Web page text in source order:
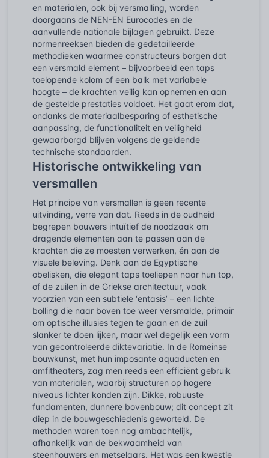
en materialen, ook bij versmalling, worden
doorgaans de NEN-EN Eurocodes en de
aanvullende nationale bijlagen gebruikt. Deze
normenreeksen bieden de gedetailleerde
methodieken waarmee constructeurs borgen dat
een versmald element – bijvoorbeeld een taps
toelopende kolom of een balk met variabele
hoogte – de krachten veilig kan opnemen en aan
de gestelde prestaties voldoet. Het gaat erom dat,
ondanks de materiaalbesparing of esthetische
aanpassing, de functionaliteit en veiligheid
gewaarborgd blijven volgens de geldende
technische standaarden.
Historische ontwikkeling van
versmallen
Het principe van versmallen is geen recente
uitvinding, verre van dat. Reeds in de oudheid
begrepen bouwers intuïtief de noodzaak om
dragende elementen aan te passen aan de
krachten die ze moesten verwerken, én aan de
visuele beleving. Denk aan de Egyptische
obelisken, die elegant taps toeliepen naar hun top,
of de zuilen in de Griekse architectuur, vaak
voorzien van een subtiele ‘entasis’ – een lichte
bolling die naar boven toe weer versmalde, primair
om optische illusies tegen te gaan en de zuil
slanker te doen lijken, maar wel degelijk een vorm
van gecontroleerde diktevariatie. In de Romeinse
bouwkunst, met hun imposante aquaducten en
amfitheaters, zag men reeds een efficiënt gebruik
van materialen, waarbij structuren op hogere
niveaus lichter konden zijn. Dikke, robuuste
fundamenten, dunnere bovenbouw; dit concept zit
diep in de bouwgeschiedenis geworteld. De
methoden waren toen nog ambachtelijk,
afhankelijk van de bekwaamheid van
steenhouwers en metselaars. Het was een kwestie